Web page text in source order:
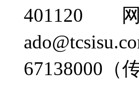
401120 网
67138000（